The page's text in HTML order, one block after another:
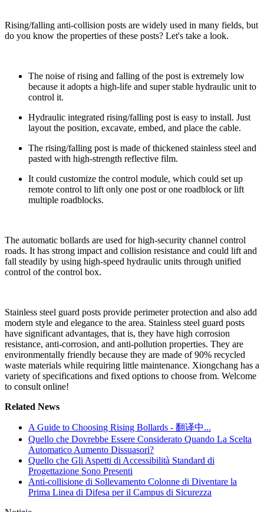
Rising/falling anti-collision posts are widely used in many fields, but
do you know the properties of these posts? Let's take a look.
The noise of rising and falling of the post is extremely low
because it adopts a high-life and super stable hydraulic unit to
control it.
Hydraulic integrated rising/falling post is easy to install. Just
layout the position, excavate, embed, and place the cable.
The rising/falling post is made of thickened stainless steel and
pasted with high-strength reflective film.
It could customize the control module, which could set up
remote control to lift only one post or one roadblock or lift
multiple roadblocks.
The automatic bollards are used for high-security channel control
roads. It has strong impact and collision resistance and could lift and
fall steadily by using high-speed hydraulic units through unified
control of the control box.
Stainless steel guard posts provide perimeter protection and also add
modern style and elegance to the area. Stainless steel guard posts
have significant advantages, that is, they have high corrosion
resistance, anti-corrosion, and anti-pollution properties. They are
environmentally friendly because they are made of 90% recycled
waste materials while requiring little maintenance. Xiongchang has a
variety of specifications and fixed options to choose from. Welcome
to consult online!
Related News
A Guide to Choosing Rising Bollards - 翻译中...
Quello che Dovrebbe Essere Considerato Quando La Scelta
Automatico Aumento Dissuasori?
Quello che Gli Aspetti di Accessibilità Standard di
Progettazione Sono Presenti
Anti-collisione di Sollevamento Colonne di Diventare la
Prima Linea di Difesa per il Campus di Sicurezza